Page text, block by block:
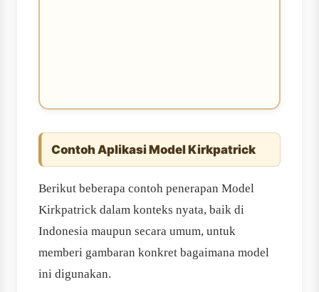
Contoh Aplikasi Model Kirkpatrick
Berikut beberapa contoh penerapan Model
Kirkpatrick dalam konteks nyata, baik di
Indonesia maupun secara umum, untuk
memberi gambaran konkret bagaimana model
ini digunakan.